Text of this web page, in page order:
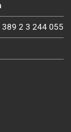
389 2 3 244 055